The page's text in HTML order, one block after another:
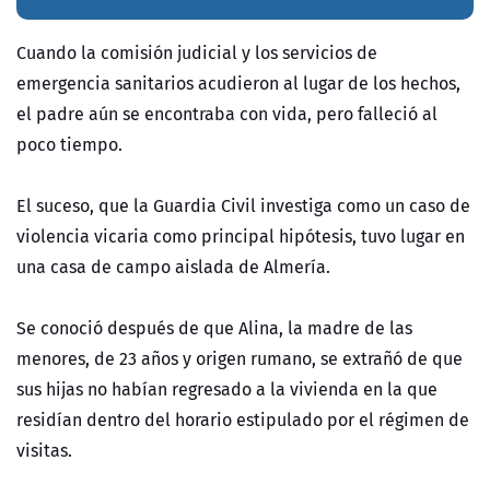
Cuando la comisión judicial y los servicios de
emergencia sanitarios acudieron al lugar de los hechos,
el padre aún se encontraba con vida, pero falleció al
poco tiempo.
El suceso, que la Guardia Civil investiga como un caso de
violencia vicaria como principal hipótesis, tuvo lugar en
una casa de campo aislada de Almería.
Se conoció después de que Alina, la madre de las
menores, de 23 años y origen rumano, se extrañó de que
sus hijas no habían regresado a la vivienda en la que
residían dentro del horario estipulado por el régimen de
visitas.